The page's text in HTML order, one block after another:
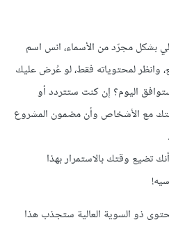
بشكل مجرّد من الأسماء، انس اسم
وانظر لمحتوياته فقط، لو عُرض عليك
اليوم؟ إن كنت ستتردد أو
مع الأشخاص وأن مضمون المشروع
تضيع وقتك بالاستمرار بهذا
ذو السوية العالية ستجذب هذا